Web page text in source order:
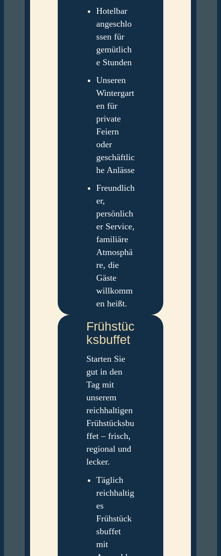
Hotelbar
angeschlo
ssen für
gemütlich
e Stunden
Unseren
Wintergart
en für
private
Feiern
oder
geschäftlic
he Anlässe
Freundlich
er,
persönlich
er Service,
familiäre
Atmosphä
re, die
Gäste
willkomm
en heißt.
Frühstüc
ks­buffet
Starten Sie
gut in den
Tag mit
unserem
reichhaltigen
Frühstücksbu
ffet – frisch,
regional und
lecker.
Täglich
reichhaltig
es
Frühstück
sbuffet
mit